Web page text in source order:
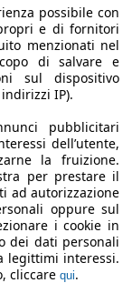
possibile con
e di fornitori
menzionati nel
di salvare e
sul dispositivo
IP).
pubblicitari
dell’utente,
la fruizione.
per prestare il
ad autorizzazione
oppure sul
i cookie in
dei dati personali
legittimi interessi.
cliccare qui.